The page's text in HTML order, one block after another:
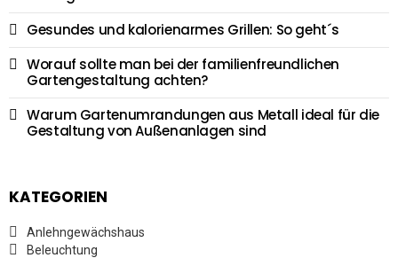
Gesundes und kalorienarmes Grillen: So geht´s
Worauf sollte man bei der familienfreundlichen
Gartengestaltung achten?
Warum Gartenumrandungen aus Metall ideal für die
Gestaltung von Außenanlagen sind
KATEGORIEN
Anlehngewächshaus
Beleuchtung